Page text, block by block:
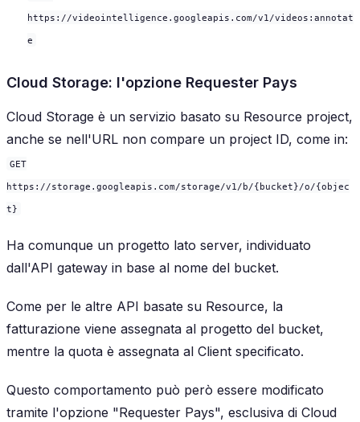
https://videointelligence.googleapis.com/v1/videos:annotat
e
Cloud Storage: l'opzione Requester Pays
Cloud Storage è un servizio basato su Resource project,
anche se nell'URL non compare un project ID, come in:
GET
https://storage.googleapis.com/storage/v1/b/{bucket}/o/{objec
t}
Ha comunque un progetto lato server, individuato
dall'API gateway in base al nome del bucket.
Come per le altre API basate su Resource, la
fatturazione viene assegnata al progetto del bucket,
mentre la quota è assegnata al Client specificato.
Questo comportamento può però essere modificato
tramite l'opzione "Requester Pays", esclusiva di Cloud